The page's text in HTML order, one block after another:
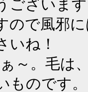
ございま
ので風邪
いね！
～。毛は
ものです。